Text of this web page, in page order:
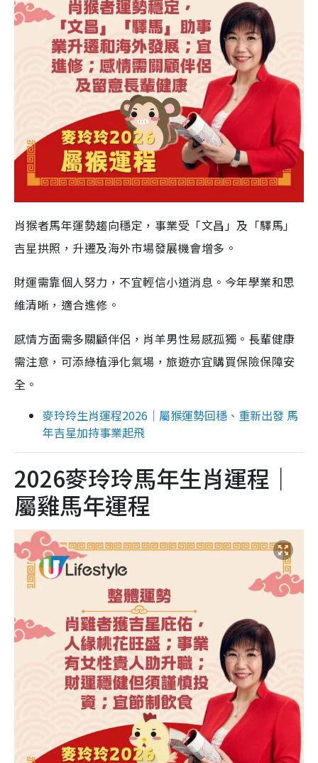
肖猴者馬年運勢趨向穩定，事業受「文昌」及「驛馬」
吉星拱照，升遷及海外市場發展機會增多。
財運需靠個人努力，不宜輕信小道消息。今年學業和思
維清晰，適合進修。
感情方面需多關顧伴侶，肖羊男性易感孤獨。長輩健康
需注意，可添綠植淨化氣場，旅遊亦宜購買保險保障安
全。
麥玲玲生肖運程2026｜屬猴運勢回穩、重新出發 馬
年吉星加持事業起飛
2026麥玲玲馬年生肖運程｜
屬雞馬年運程